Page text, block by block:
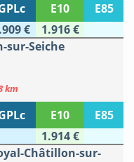
E10
E85
€
1.916 €
sur-Seiche
km
E10
E85
1.914 €
Châtillon-sur-